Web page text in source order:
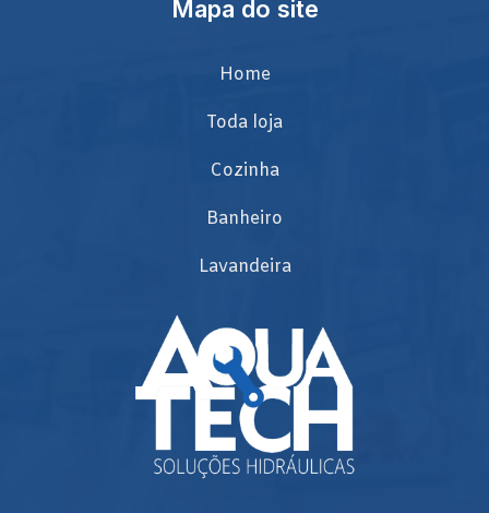
Mapa do site
Home
Toda loja
Cozinha
Banheiro
Lavandeira